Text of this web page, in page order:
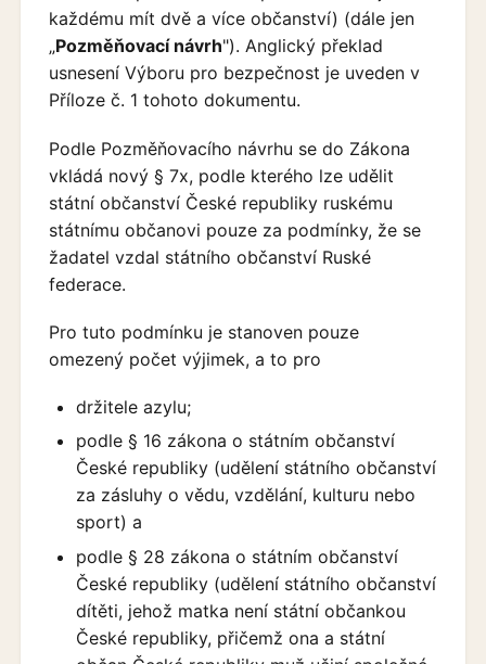
každému mít dvě a více občanství) (dále jen
„Pozměňovací návrh"). Anglický překlad
usnesení Výboru pro bezpečnost je uveden v
Příloze č. 1 tohoto dokumentu.
Podle Pozměňovacího návrhu se do Zákona
vkládá nový § 7x, podle kterého lze udělit
státní občanství České republiky ruskému
státnímu občanovi pouze za podmínky, že se
žadatel vzdal státního občanství Ruské
federace.
Pro tuto podmínku je stanoven pouze
omezený počet výjimek, a to pro
držitele azylu;
podle § 16 zákona o státním občanství
České republiky (udělení státního občanství
za zásluhy o vědu, vzdělání, kulturu nebo
sport) a
podle § 28 zákona o státním občanství
České republiky (udělení státního občanství
dítěti, jehož matka není státní občankou
České republiky, přičemž ona a státní